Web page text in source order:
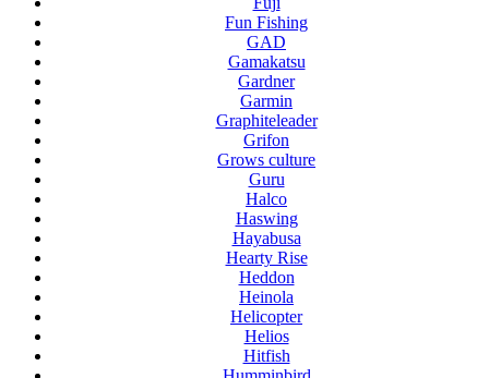
Fun Fishing
GAD
Gamakatsu
Gardner
Garmin
Graphiteleader
Grifon
Grows culture
Guru
Halco
Haswing
Hayabusa
Hearty Rise
Heddon
Heinola
Helicopter
Helios
Hitfish